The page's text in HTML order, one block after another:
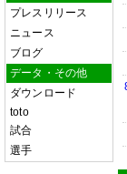
プレスリリース
ニュース
ブログ
データ・その他
ダウンロード
toto
試合
選手